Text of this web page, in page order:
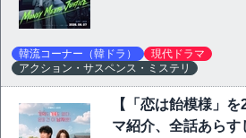
韓流コーナー（韓ドラ）
現代ドラマ
アクション・サスペンス・ミステリ
【「恋は飴模様」
マ紹介、全話あら